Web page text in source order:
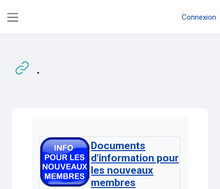
Connexion
.
Documents
d'information pour
les nouveaux
membres